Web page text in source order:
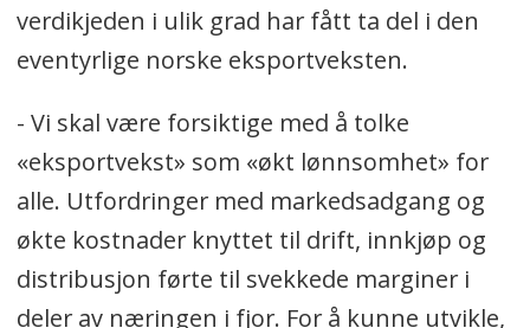
verdikjeden i ulik grad har fått ta del i den
eventyrlige norske eksportveksten.
- Vi skal være forsiktige med å tolke
«eksportvekst» som «økt lønnsomhet» for
alle. Utfordringer med markedsadgang og
økte kostnader knyttet til drift, innkjøp og
distribusjon førte til svekkede marginer i
deler av næringen i fjor. For å kunne utvikle,